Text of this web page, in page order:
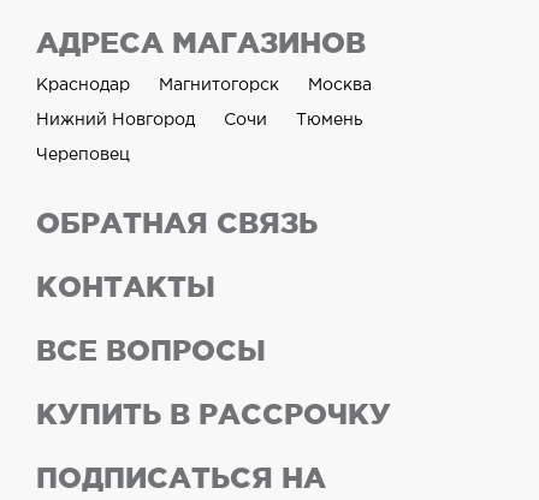
АДРЕСА МАГАЗИНОВ
Краснодар Магнитогорск Москва
Нижний Новгород Сочи Тюмень
Череповец
ОБРАТНАЯ СВЯЗЬ
КОНТАКТЫ
ВСЕ ВОПРОСЫ
КУПИТЬ В РАССРОЧКУ
ПОДПИСАТЬСЯ НА